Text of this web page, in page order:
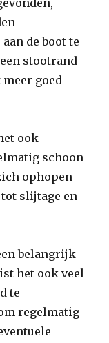
de boot te
stootrand
goed
ook
schoon
ophopen
slijtage en
belangrijk
het ook veel
te
regelmatig